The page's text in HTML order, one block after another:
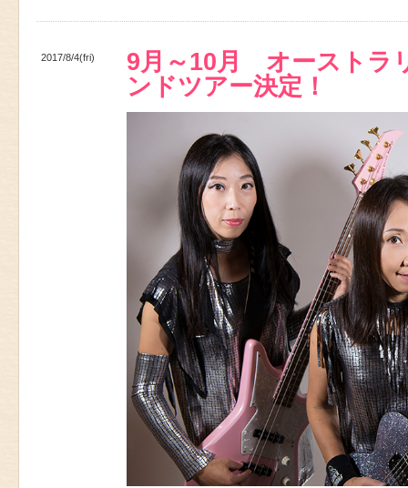
2017/8/4(fri)
9月～10月 オーストラ
ンドツアー決定！